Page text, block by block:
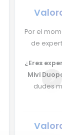
Por el
de
¿Eres
Mivi
dudes